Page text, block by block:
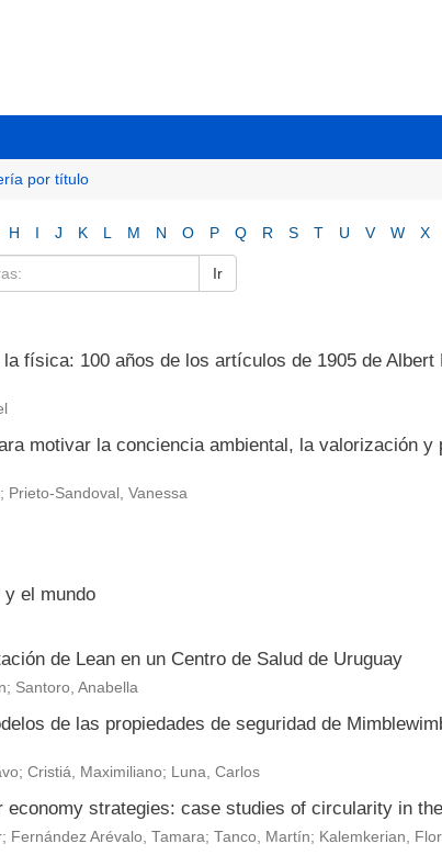
por título
H I J K L M N O P Q R S T U V W X
Ir
física: 100 años de los artículos de 1905 de
motivar la conciencia ambiental, la valorización y
Prieto-Sandoval, Vanessa
el mundo
de Lean en un Centro de Salud de Uruguay
Santoro, Anabella
de las propiedades de seguridad de
Cristiá, Maximiliano; Luna, Carlos
economy strategies: case studies of circularity in
; Fernández Arévalo, Tamara; Tanco, Martín; Kalemkerian,